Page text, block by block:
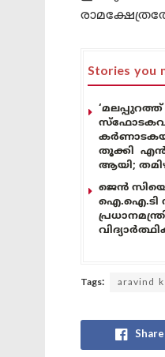
Stories you
‘മലപ്പുറത്ത്
തൂക്കി
ആയി;
ജെൻ സിയെ
ഐ.ഐ.ടി
Tags: aravind
Share